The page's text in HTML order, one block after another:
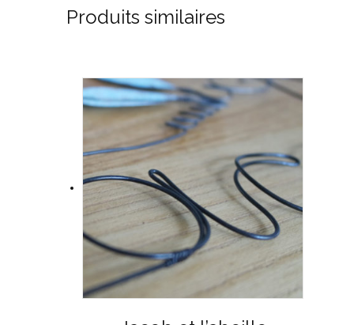
Produits similaires